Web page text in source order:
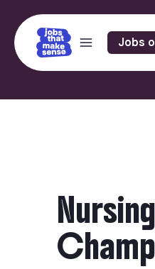
Jobs